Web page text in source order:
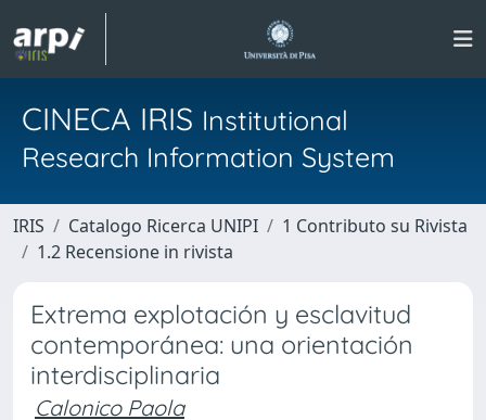
CINECA IRIS Institutional
Research Information System
IRIS Catalogo Ricerca UNIPI
1 Contributo su Rivista
1.2 Recensione in rivista
Extrema explotación y esclavitud
contemporánea: una orientación
interdisciplinaria
Calonico Paola